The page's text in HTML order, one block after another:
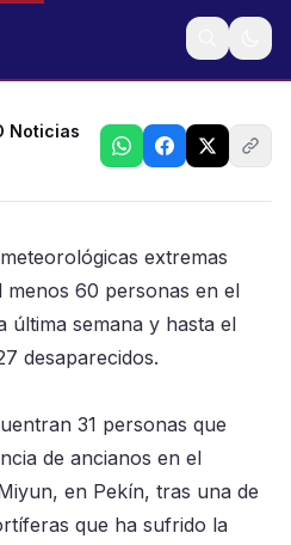
estas lluvias extremas con
Noticias
extremas
60 personas en el
última semana y hasta el
desaparecidos.
31 personas que
de ancianos en el
en Pekín, tras una de
que ha sufrido la